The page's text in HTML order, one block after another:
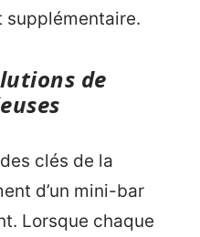
supplémentaire.
de
clés de la
d’un mini-bar
Lorsque chaque